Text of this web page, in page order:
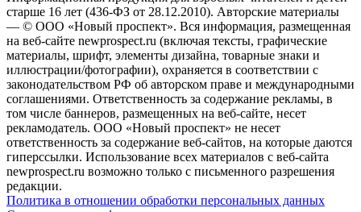
старше 16 лет (436-ФЗ от 28.12.2010). Авторские материалы
— © ООО «Новый проспект». Вся информация, размещенная
на веб-сайте newprospect.ru (включая тексты, графические
материалы, шрифт, элементы дизайна, товарные знаки и
иллюстрации/фотографии), охраняется в соответствии с
законодательством РФ об авторском праве и международными
соглашениями. Ответственность за содержание рекламы, в
том числе баннеров, размещенных на веб-сайте, несет
рекламодатель. ООО «Новый проспект» не несет
ответственность за содержание веб-сайтов, на которые даются
гиперссылки. Использование всех материалов с веб-сайта
newprospect.ru возможно только с письменного разрешения
редакции.
Политика в отношении обработки персональных данных